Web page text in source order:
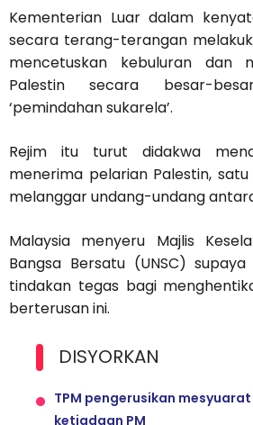
Kementerian Luar dalam
secara terang-terangan
mencetuskan kebuluran dan
Palestin secara besar-
‘pemindahan sukarela’.
Rejim itu turut didakwa
menerima pelarian Palestin,
melanggar undang-undang
Malaysia menyeru Majlis
Bangsa Bersatu (UNSC)
tindakan tegas bagi
berterusan ini.
DISYORKAN
TPM pengerusikan
ketiadaan PM